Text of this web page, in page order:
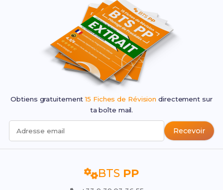
Obtiens gratuitement15 Fiches de Révision directement sur
ta boîte mail.
Adresse email Recevoir
BTS PP